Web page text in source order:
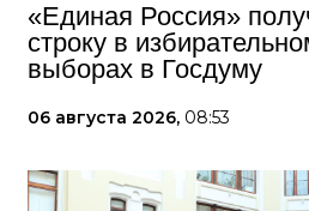
«Единая Россия»
строку в
выборах в Госдуму
06 августа 2026, 08:53